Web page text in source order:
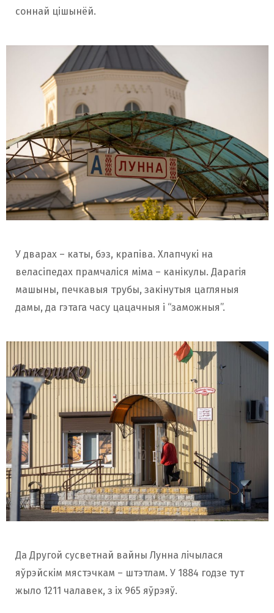
соннай цішынёй.
У дварах – каты, бэз, крапіва. Хлапчукі на
веласіпедах прамчаліся міма – канікулы. Дарагія
машыны, печкавыя трубы, закінутыя цагляныя
дамы, да гэтага часу цацачныя і “заможныя”.
Да Другой сусветнай вайны Лунна лічылася
яўрэйскім мястэчкам – штэтлам. У 1884 годзе тут
жыло 1211 чалавек, з іх 965 яўрэяў.